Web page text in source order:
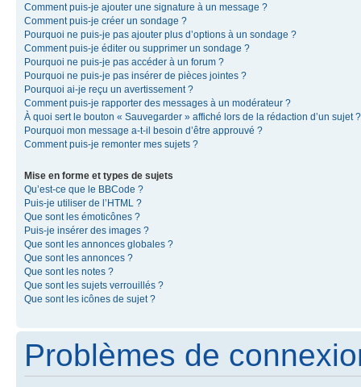
Comment puis-je ajouter une signature à un message ?
Comment puis-je créer un sondage ?
Pourquoi ne puis-je pas ajouter plus d’options à un sondage ?
Comment puis-je éditer ou supprimer un sondage ?
Pourquoi ne puis-je pas accéder à un forum ?
Pourquoi ne puis-je pas insérer de pièces jointes ?
Pourquoi ai-je reçu un avertissement ?
Comment puis-je rapporter des messages à un modérateur ?
À quoi sert le bouton « Sauvegarder » affiché lors de la rédaction d’un sujet ?
Pourquoi mon message a-t-il besoin d’être approuvé ?
Comment puis-je remonter mes sujets ?
Mise en forme et types de sujets
Qu’est-ce que le BBCode ?
Puis-je utiliser de l’HTML ?
Que sont les émoticônes ?
Puis-je insérer des images ?
Que sont les annonces globales ?
Que sont les annonces ?
Que sont les notes ?
Que sont les sujets verrouillés ?
Que sont les icônes de sujet ?
Problèmes de